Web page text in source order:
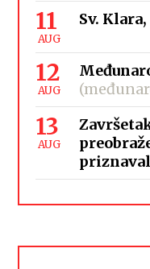
11
AUG
Sv.
12
AUG
13
AUG